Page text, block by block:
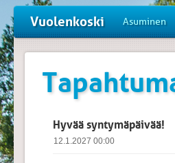
Vuolenkoski Asuminen
Hyvää syntymäpäivää!
12.1.2027 00:00